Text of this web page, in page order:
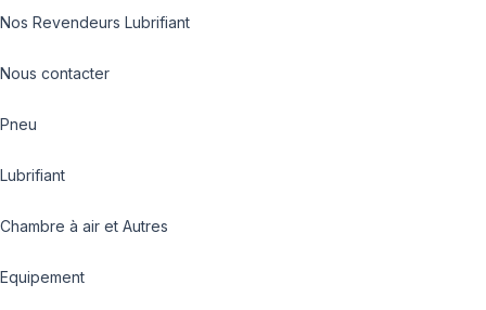
Nos Revendeurs Lubrifiant
Nous contacter
Pneu
Lubrifiant
Chambre à air et Autres
Equipement